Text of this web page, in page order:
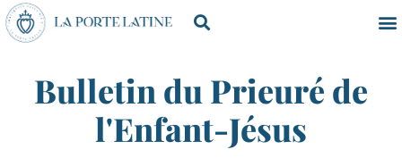
Bulletin du Prieuré de
l'Enfant-Jésus